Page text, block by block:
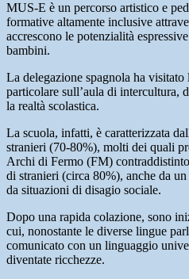
MUS-E è un percorso artistico e
formative altamente inclusive
accrescono le potenzialità
bambini.
La delegazione spagnola ha
particolare sull’aula di intercultura,
la realtà scolastica.
La scuola, infatti, è caratterizzata
stranieri (70-80%), molti dei quali
Archi di Fermo (FM)
di stranieri (circa 80%), anche da
da situazioni di disagio sociale.
Dopo una rapida colazione, sono
cui, nonostante le diverse lingue
comunicato con un linguaggio
diventate ricchezze.